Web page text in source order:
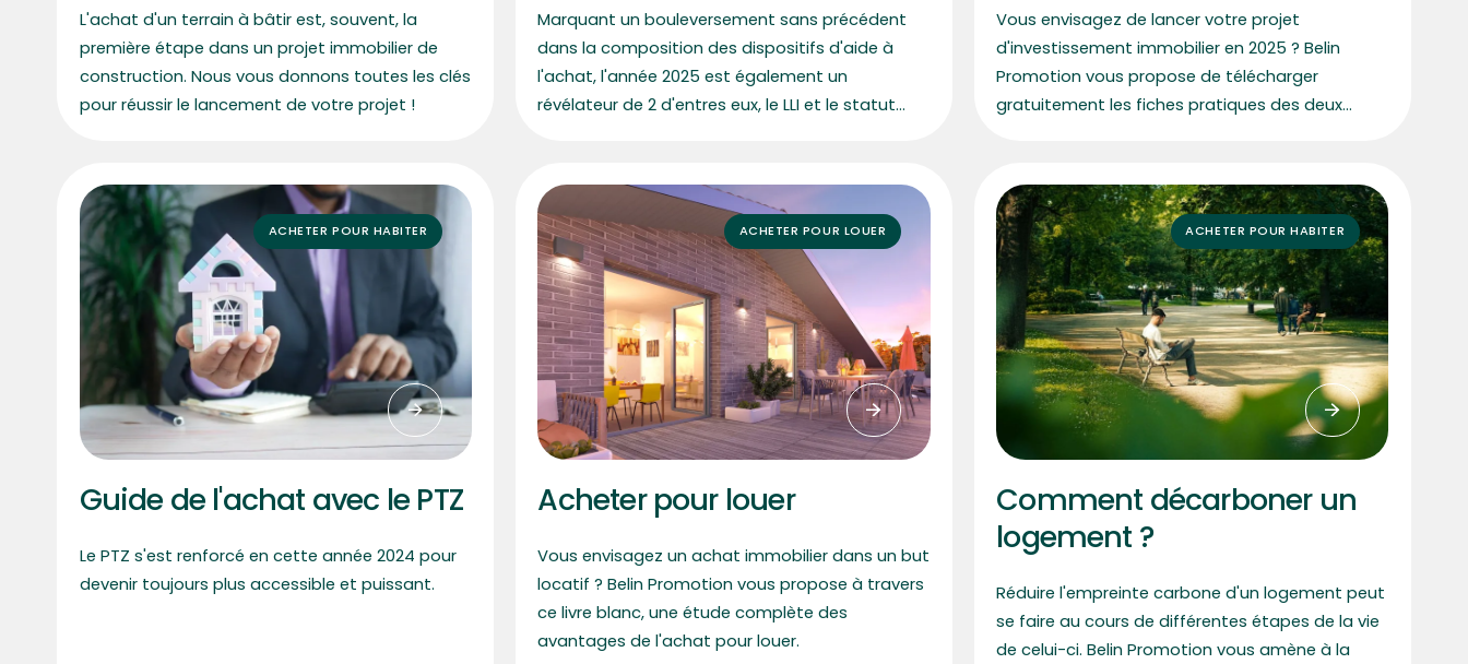
L'achat d'un terrain à bâtir est, souvent, la
première étape dans un projet immobilier de
construction. Nous vous donnons toutes les clés
pour réussir le lancement de votre projet !
Marquant un bouleversement sans précédent
dans la composition des dispositifs d'aide à
l'achat, l'année 2025 est également un
révélateur de 2 d'entres eux, le LLI et le statut
Vous envisagez de lancer votre projet
d'investissement immobilier en 2025 ? Belin
Promotion vous propose de télécharger
gratuitement les fiches pratiques des deux
ACHETER POUR HABITER
Guide de l'achat avec le PTZ
Le PTZ s'est renforcé en cette année 2024 pour
devenir toujours plus accessible et puissant.
ACHETER POUR LOUER
Acheter pour louer
Vous envisagez un achat immobilier dans un but
locatif ? Belin Promotion vous propose à travers
ce livre blanc, une étude complète des
avantages de l'achat pour louer.
ACHETER POUR HABITER
Comment décarboner un
logement ?
Réduire l'empreinte carbone d'un logement peut
se faire au cours de différentes étapes de la vie
de celui-ci. Belin Promotion vous amène à la